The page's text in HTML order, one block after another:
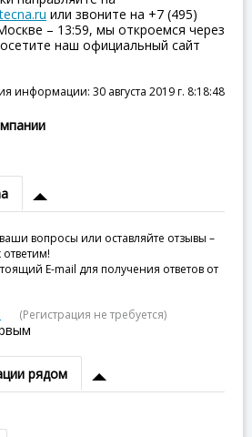
или звоните на +7 (495)
– 13:59, мы откроемся через
наш официальный сайт
информации: 30 августа 2019 г. 8:18:48
вопросы или оставляйте отзывы –
E-mail для получения ответов от
(Регистрация не требуется)
рядом